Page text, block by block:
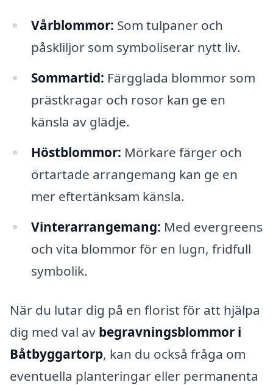
Vårblommor: Som tulpaner och
påskliljor som symboliserar nytt liv.
Sommartid: Färgglada blommor som
prästkragar och rosor kan ge en
känsla av glädje.
Höstblommor: Mörkare färger och
örtartade arrangemang kan ge en
mer eftertänksam känsla.
Vinterarrangemang: Med evergreens
och vita blommor för en lugn, fridfull
symbolik.
När du lutar dig på en florist för att hjälpa
dig med val av begravningsblommor i
Båtbyggartorp, kan du också fråga om
eventuella planteringar eller permanenta